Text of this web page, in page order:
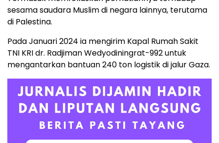
sesama saudara Muslim di negara lainnya, terutama
di Palestina.
Pada Januari 2024 ia mengirim Kapal Rumah Sakit
TNI KRI dr. Radjiman Wedyodiningrat-992 untuk
mengantarkan bantuan 240 ton logistik di jalur Gaza.